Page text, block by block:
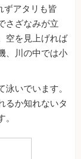
ずアタリも皆
さざなみが立
空を見上げれば
、川の中では小
いでいます。
るか知れないタ